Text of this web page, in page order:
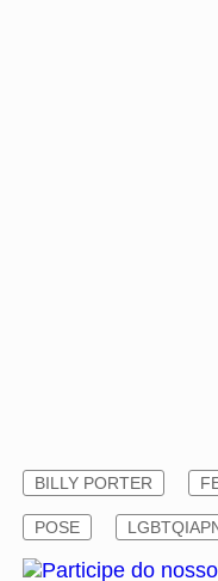
BILLY PORTER
POSE